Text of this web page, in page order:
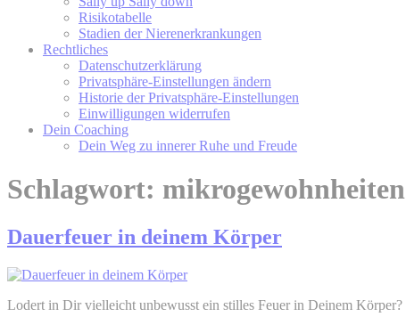
Risikotabelle
Stadien der Nierenerkrankungen
Rechtliches
Datenschutzerklärung
Privatsphäre-Einstellungen ändern
Historie der Privatsphäre-Einstellungen
Einwilligungen widerrufen
Dein Coaching
Dein Weg zu innerer Ruhe und Freude
Schlagwort: mikrogewohnheiten
Dauerfeuer in deinem Körper
Lodert in Dir vielleicht unbewusst ein stilles Feuer in Deinem Körper?